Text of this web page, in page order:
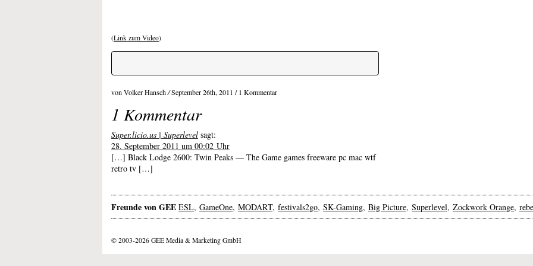
(Link zum Video)
von Volker Hansch/September 26th, 2011 / 1 Kommentar
1 Kommentar
Super.licio.us | Superlevel sagt:
28. September 2011 um 00:02 Uhr
[…] Black Lodge 2600: Twin Peaks — The Game games freeware pc mac wtf
retro tv […]
Freunde von GEE ESL, GameOne, MODART, festivals2go, SK-Gaming, Big Picture, Superlevel, Zockwork Orange,
© 2003-2026 GEE Media & Marketing GmbH